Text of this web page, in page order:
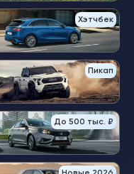
Хэтчбек
Пикап
До 500 тыс. ₽